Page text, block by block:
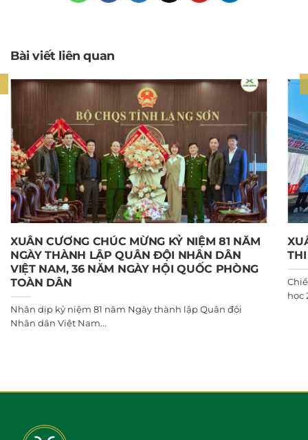
Bài viết liên quan
XUÂN CƯƠNG CHÚC MỪNG KỶ NIỆM 81 NĂM
NGÀY THÀNH LẬP QUÂN ĐỘI NHÂN DÂN
VIỆT NAM, 36 NĂM NGÀY HỘI QUỐC PHÒNG
TOÀN DÂN
Nhân dịp kỷ niệm 81 năm Ngày thành lập Quân đội
Nhân dân Việt Nam...
học